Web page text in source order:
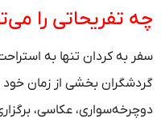
چه تفریحاتی را
سفر به کردان تنها به
گردشگران بخشی از زمان خود
دوچرخه‌سواری، عکاسی،